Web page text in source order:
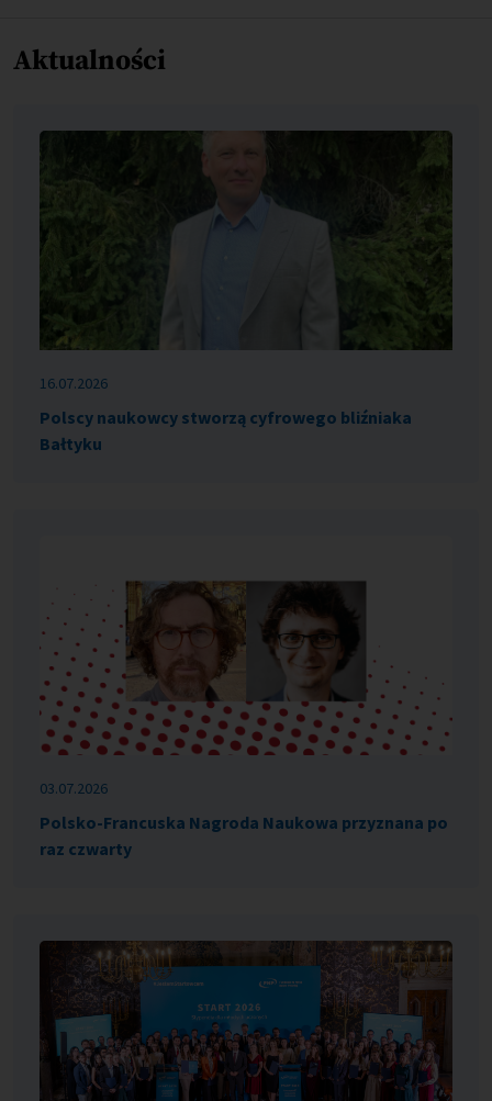
Aktualności
16.07.2026
Polscy naukowcy stworzą cyfrowego bliźniaka
Bałtyku
03.07.2026
Polsko-Francuska Nagroda Naukowa przyznana po
raz czwarty